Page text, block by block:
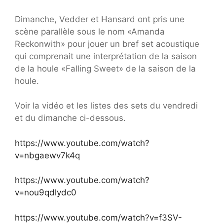
Dimanche, Vedder et Hansard ont pris une
scène parallèle sous le nom «Amanda
Reckonwith» pour jouer un bref set acoustique
qui comprenait une interprétation de la saison
de la houle «Falling Sweet» de la saison de la
houle.
Voir la vidéo et les listes des sets du vendredi
et du dimanche ci-dessous.
https://www.youtube.com/watch?
v=nbgaewv7k4q
https://www.youtube.com/watch?
v=nou9qdlydc0
https://www.youtube.com/watch?v=f3SV-